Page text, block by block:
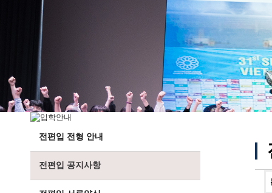
학교 CI
교직원현황
학생현황
위치/전화
전경사진
전편입 전형 안내
전편입 공지사항